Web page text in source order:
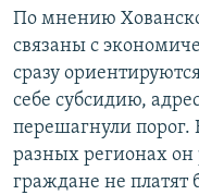
По мнению
связаны с
сразу
себе субсидию,
перешагнули
разных регионах
граждане не платят